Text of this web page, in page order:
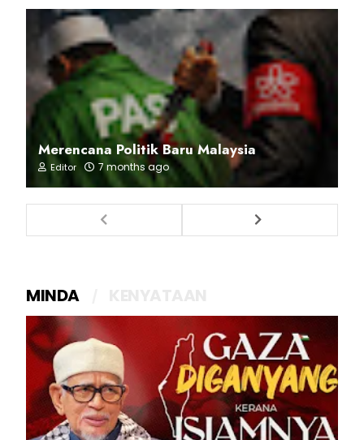
Merencana Politik Baru Malaysia
Editor 7 months ago
MINDA